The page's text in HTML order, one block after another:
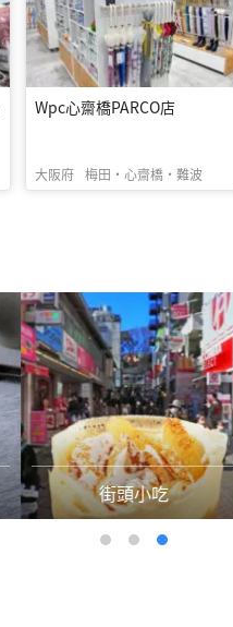
Wpc心齋橋PARCO店
大阪府 梅田・心齋橋・難波
街頭小吃